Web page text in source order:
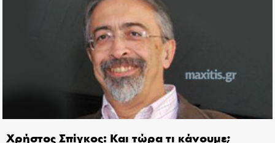
Χρήστος Σπίγκος: Και τώρα τι κάνουμε;